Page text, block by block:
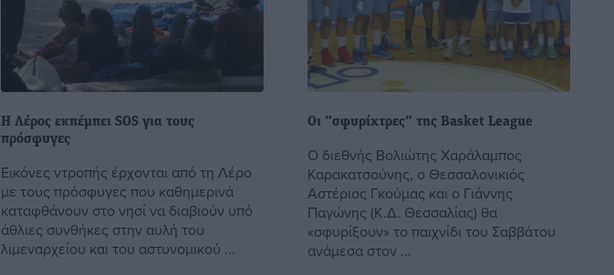
Η Λέρος εκπέμπει SOS για τους
πρόσφυγες
Εικόνες ντροπής έρχονται από τη Λέρο
με τους πρόσφυγες που καθημερινά
καταφθάνουν στο νησί να διαβιούν υπό
άθλιες συνθήκες στην αυλή του
λιμεναρχείου και του αστυνομικού ...
Οι ”σφυρίχτρες” της Basket League
Ο διεθνής Βολιώτης Χαράλαμπος
Καρακατσούνης, ο Θεσσαλονικιός
Αστέριος Γκούμας και ο Γιάννης
Παγώνης (Κ.Δ. Θεσσαλίας) θα
«σφυρίξουν» το παιχνίδι του Σαββάτου
ανάμεσα στον ...